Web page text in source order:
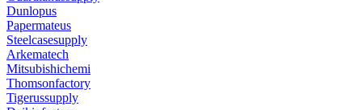
Dunlopus
Papermateus
Steelcasesupply
Arkematech
Mitsubishichemi
Thomsonfactory
Tigerussupply